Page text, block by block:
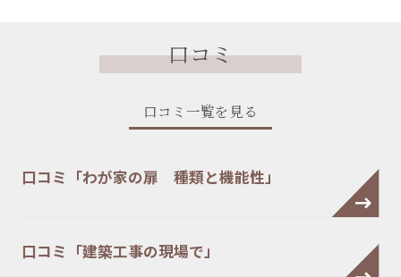
口コミ
口コミ一覧を見る
口コミ「わが家の扉 種類と機能性」
口コミ「建築工事の現場で」